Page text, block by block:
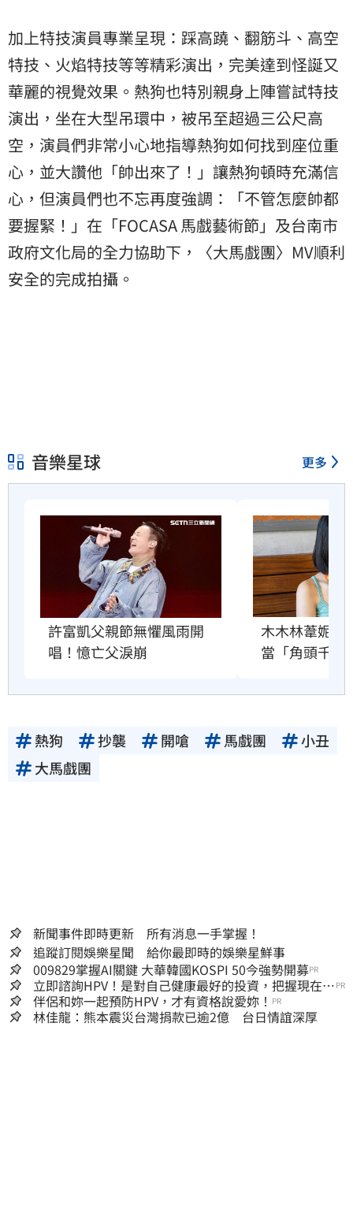
加上特技演員專業呈現：踩高蹺、翻筋斗、高空
特技、火焰特技等等精彩演出，完美達到怪誕又
華麗的視覺效果。熱狗也特別親身上陣嘗試特技
演出，坐在大型吊環中，被吊至超過三公尺高
空，演員們非常小心地指導熱狗如何找到座位重
心，並大讚他「帥出來了！」讓熱狗頓時充滿信
心，但演員們也不忘再度強調：「不管怎麼帥都
要握緊！」在「FOCASA 馬戲藝術節」及台南市
政府文化局的全力協助下，〈大馬戲團〉MV順利
安全的完成拍攝。
音樂星球 更多
許富凱父親節無懼風雨開
唱！憶亡父淚崩
木木林葦妮26
當「角頭千金
熱狗 抄襲 開嗆 馬戲團
小丑
大馬戲團
新聞事件即時更新 所有消息一手掌握！
追蹤訂閱娛樂星聞 給你最即時的娛樂星鮮事
009829掌握AI關鍵 大華韓國KOSPI 50今強勢開募PR
立即諮詢HPV！是對自己健康最好的投資，把握現在不
嫌晚！
PR
伴侶和妳一起預防HPV，才有資格說愛妳！ PR
林佳龍：熊本震災台灣捐款已逾2億 台日情誼深厚